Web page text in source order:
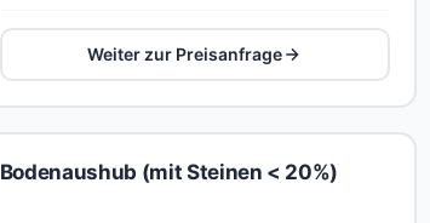
Weiter zur Preisanfrage
Bodenaushub (mit Steinen < 20%)